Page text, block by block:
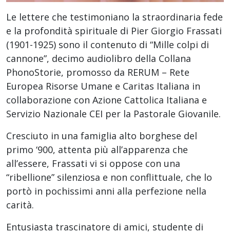
Le lettere che testimoniano la straordinaria fede
e la profondità spirituale di Pier Giorgio Frassati
(1901-1925) sono il contenuto di “Mille colpi di
cannone”, decimo audiolibro della Collana
PhonoStorie, promosso da RERUM – Rete
Europea Risorse Umane e Caritas Italiana in
collaborazione con Azione Cattolica Italiana e
Servizio Nazionale CEI per la Pastorale Giovanile.
Cresciuto in una famiglia alto borghese del
primo ‘900, attenta più all’apparenza che
all’essere, Frassati vi si oppose con una
“ribellione” silenziosa e non conflittuale, che lo
portò in pochissimi anni alla perfezione nella
carità.
Entusiasta trascinatore di amici, studente di